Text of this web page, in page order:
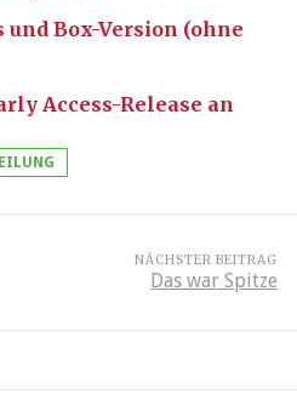
und Box-Version (ohne
Access-Release an
NÄCHSTER BEITRAG
Das war Spitze